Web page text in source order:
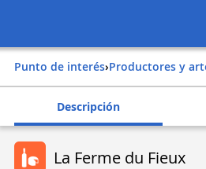
Punto de interés› Productores y
Descripción
La Ferme du Fieux